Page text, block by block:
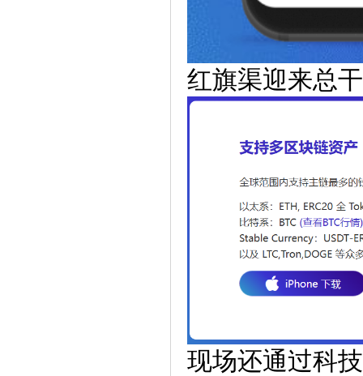
红旗渠迎来总
现场还通过科